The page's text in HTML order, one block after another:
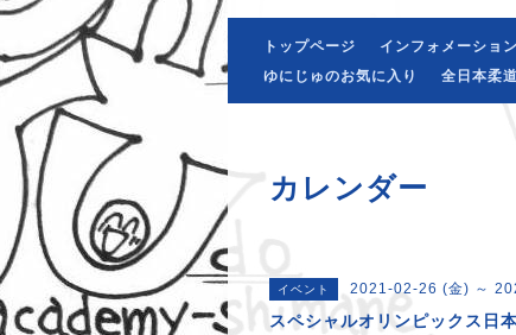
トップページ インフォメーション
ゆにじゅのお気に入り
全日本柔
カレンダー
イベント 2021-02-26 (金) ～
スペシャルオリンピックス日